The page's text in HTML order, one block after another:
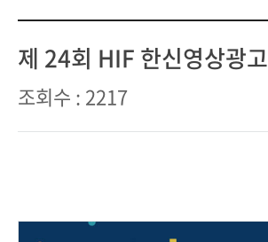
제 24회 HIF 한신영상광
조회수 : 2217